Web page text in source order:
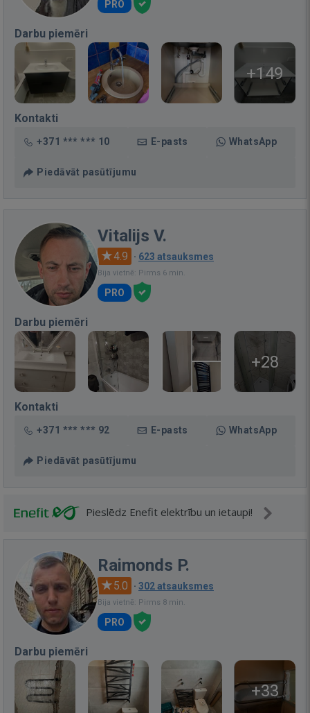
PRO
Darbu piemēri
+149
Kontakti
+371 *** *** 10 E-pasts WhatsApp
Piedāvāt pasūtījumu
Vitalijs V.
4.9 · 623 atsauksmes
Bija vietnē: Pirms 6 min.
PRO
Darbu piemēri
+28
Kontakti
+371 *** *** 92 E-pasts WhatsApp
Piedāvāt pasūtījumu
Pieslēdz Enefit elektrību un ietaupi!
Raimonds P.
5.0 · 302 atsauksmes
Bija vietnē: Pirms 8 min.
PRO
Darbu piemēri
+33